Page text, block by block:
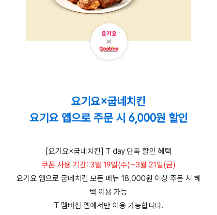
요기요×굽네치킨
요기요 앱으로 주문 시 6,000원 할인
[요기요×굽네치킨] T day 단독 할인 혜택
쿠폰 사용 기간: 3월 19일(수)~3월 21일(금)
요기요 앱으로 굽네치킨 모든 메뉴 18,000원 이상 주문 시 혜
택 이용 가능
T 멤버십 앱에서만 이용 가능합니다.